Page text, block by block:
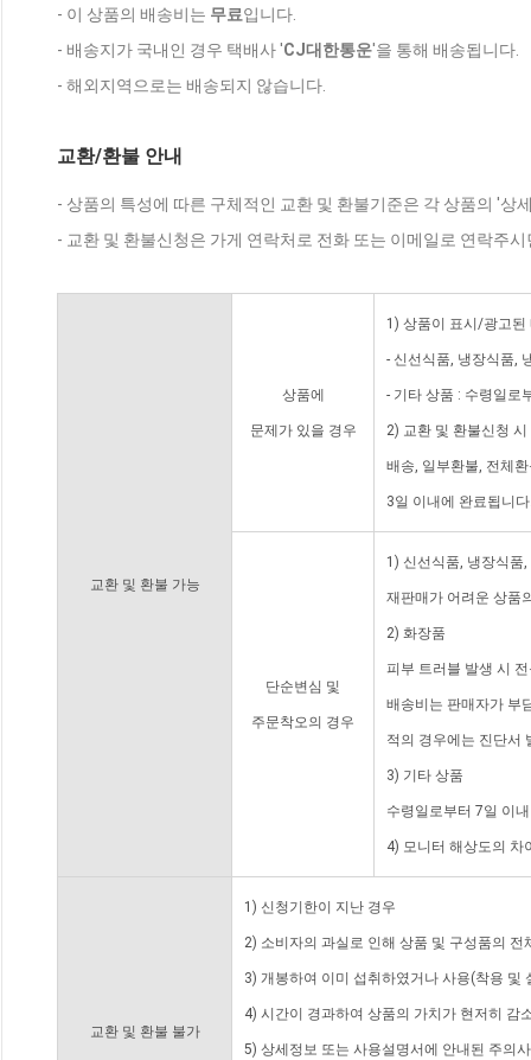
- 이 상품의 배송비는 무료입니다.
- 배송지가 국내인 경우 택배사 'CJ대한통운'을 통해 배송됩니다.
- 해외지역으로는 배송되지 않습니다.
교환/환불 안내
- 상품의 특성에 따른 구체적인 교환 및 환불기준은 각 상품의 '상
- 교환 및 환불신청은 가게 연락처로 전화 또는 이메일로 연락주
교환 및 환불 가능
상품에
문제가 있을 경우
1) 상품이 표시/광고된
- 신선식품, 냉장식품,
- 기타 상품 : 수령일로
2) 교환 및 환불신청
배송, 일부환불, 전체
3일 이내에 완료됩니
단순변심 및
주문착오의 경우
1) 신선식품, 냉장식품
재판매가 어려운 상품
2) 화장품
피부 트러블 발생 시
배송비는 판매자가 부
적의 경우에는 진단서
3) 기타 상품
수령일로부터 7일 이
4) 모니터 해상도의 차
교환 및 환불 불가
1) 신청기한이 지난 경우
2) 소비자의 과실로 인해 상품 및 구성품의
3) 개봉하여 이미 섭취하였거나 사용(착용 및
4) 시간이 경과하여 상품의 가치가 현저히 감
5) 상세정보 또는 사용설명서에 안내된 주의